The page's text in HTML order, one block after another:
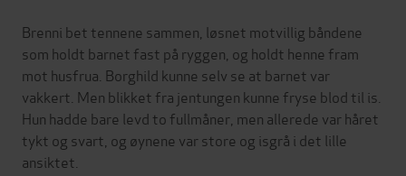
Brenni bet tennene sammen, løsnet motvillig båndene
som holdt barnet fast på ryggen, og holdt henne fram
mot husfrua. Borghild kunne selv se at barnet var
vakkert. Men blikket fra jentungen kunne fryse blod til is.
Hun hadde bare levd to fullmåner, men allerede var håret
tykt og svart, og øynene var store og isgrå i det lille
ansiktet.